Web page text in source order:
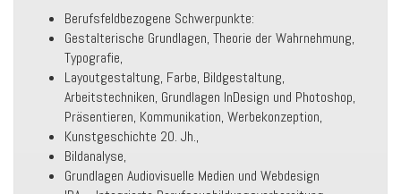
Berufsfeldbezogene Schwerpunkte:
Gestalterische Grundlagen, Theorie der Wahrnehmung,
Typografie,
Layoutgestaltung, Farbe, Bildgestaltung,
Arbeitstechniken, Grundlagen InDesign und Photoshop,
Präsentieren, Kommunikation, Werbekonzeption,
Kunstgeschichte 20. Jh.,
Bildanalyse,
Grundlagen Audiovisuelle Medien und Webdesign